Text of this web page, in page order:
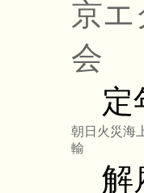
京エ
会
定年
朝日火災海
輸
解